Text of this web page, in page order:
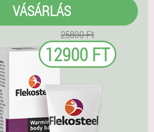
VÁSÁRLÁS
25800 Ft
12900 FT